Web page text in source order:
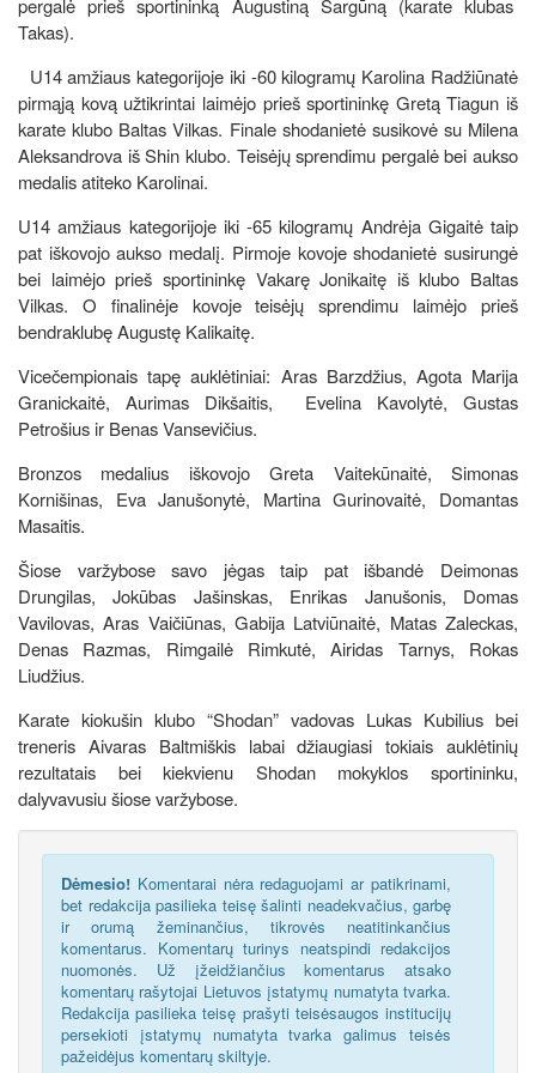
Takas).
U14 amžiaus kategorijoje iki -60 kilogramų Karolina Radžiūnatė
pirmąją kovą užtikrintai laimėjo prieš sportininkę Gretą Tiagun iš
karate klubo Baltas Vilkas. Finale shodanietė susikovė su Milena
Aleksandrova iš Shin klubo. Teisėjų sprendimu pergalė bei aukso
medalis atiteko Karolinai.
U14 amžiaus kategorijoje iki -65 kilogramų Andrėja Gigaitė taip
pat iškovojo aukso medalį. Pirmoje kovoje shodanietė susirungė
bei laimėjo prieš sportininkę Vakarę Jonikaitę iš klubo Baltas
Vilkas. O finalinėje kovoje teisėjų sprendimu laimėjo prieš
bendraklubę Augustę Kalikaitę.
Vicečempionais tapę auklėtiniai: Aras Barzdžius, Agota Marija
Granickaitė, Aurimas Dikšaitis, Evelina Kavolytė, Gustas
Petrošius ir Benas Vansevičius.
Bronzos medalius iškovojo Greta Vaitekūnaitė, Simonas
Kornišinas, Eva Janušonytė, Martina Gurinovaitė, Domantas
Masaitis.
Šiose varžybose savo jėgas taip pat išbandė Deimonas
Drungilas, Jokūbas Jašinskas, Enrikas Janušonis, Domas
Vavilovas, Aras Vaičiūnas, Gabija Latviūnaitė, Matas Zaleckas,
Denas Razmas, Rimgailė Rimkutė, Airidas Tarnys, Rokas
Liudžius.
Karate kiokušin klubo “Shodan” vadovas Lukas Kubilius bei
treneris Aivaras Baltmiškis labai džiaugiasi tokiais auklėtinių
rezultatais bei kiekvienu Shodan mokyklos sportininku,
dalyvavusiu šiose varžybose.
Dėmesio! Komentarai nėra redaguojami ar patikrinami,
bet redakcija pasilieka teisę šalinti neadekvačius, garbę
ir orumą žeminančius, tikrovės neatitinkančius
komentarus. Komentarų turinys neatspindi redakcijos
nuomonės. Už įžeidžiančius komentarus atsako
komentarų rašytojai Lietuvos įstatymų numatyta tvarka.
Redakcija pasilieka teisę prašyti teisėsaugos institucijų
persekioti įstatymų numatyta tvarka galimus teisės
pažeidėjus komentarų skiltyje.